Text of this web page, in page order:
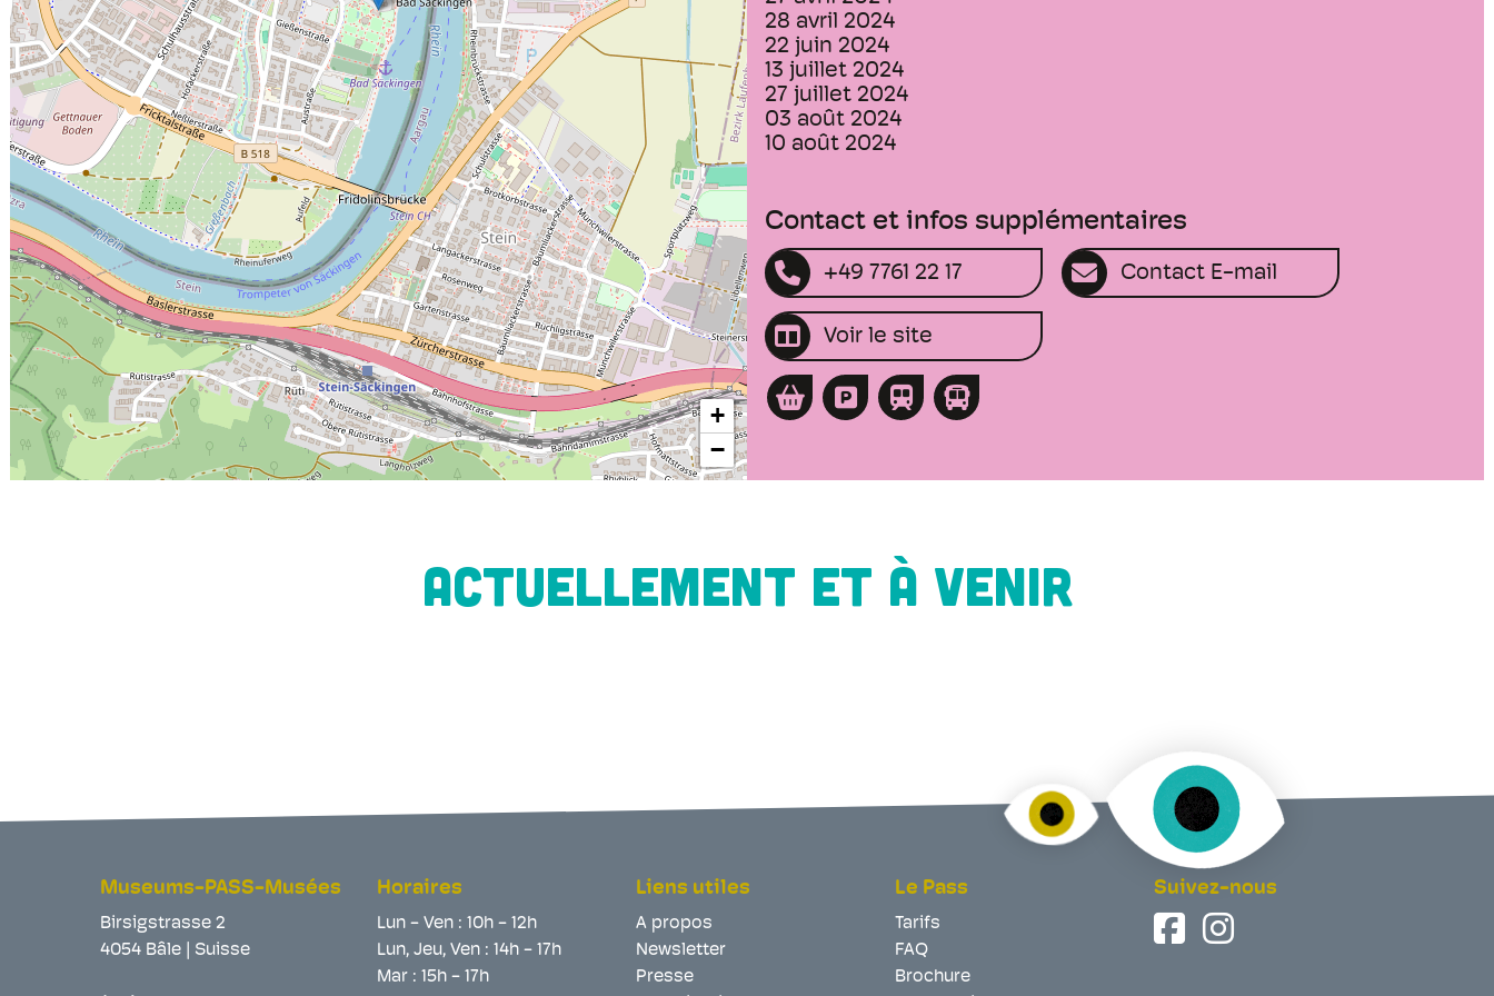
+
−
28 avril 2024
22 juin 2024
13 juillet 2024
27 juillet 2024
03 août 2024
10 août 2024
Contact et infos supplémentaires
+49 7761 22 17 Contact E-mail
Voir le site
ACTUELLEMENT ET À VENIR
Museums-PASS-Musées
Birsigstrasse 2
4054 Bâle | Suisse
Horaires
Lun - Ven : 10h - 12h
Lun, Jeu, Ven : 14h - 17h
Mar : 15h - 17h
Liens utiles
A propos
Newsletter
Presse
Le Pass
Tarifs
FAQ
Brochure
Suivez-nous